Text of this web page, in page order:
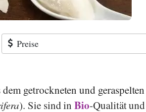
Preise
dem getrockneten und geraspelten
). Sie sind inBio-Qualität und